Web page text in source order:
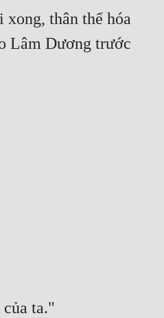
xong, thân thể hóa
Lâm Dương trước
ta."